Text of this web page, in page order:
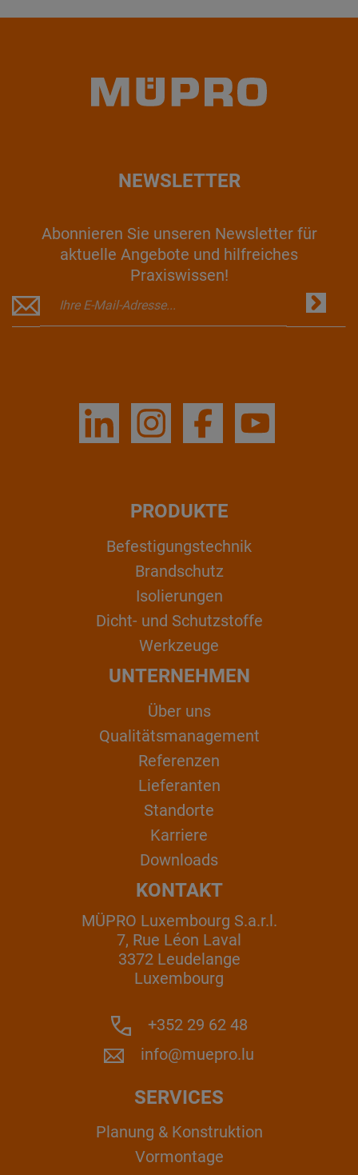
NEWSLETTER
Abonnieren Sie unseren Newsletter für
aktuelle Angebote und hilfreiches
Praxiswissen!
PRODUKTE
Befestigungstechnik
Brandschutz
Isolierungen
Dicht- und Schutzstoffe
Werkzeuge
UNTERNEHMEN
Über uns
Qualitätsmanagement
Referenzen
Lieferanten
Standorte
Karriere
Downloads
KONTAKT
MÜPRO Luxembourg S.a.r.l.
7, Rue Léon Laval
3372 Leudelange
Luxembourg
+352 29 62 48
info@muepro.lu
SERVICES
Planung & Konstruktion
Vormontage